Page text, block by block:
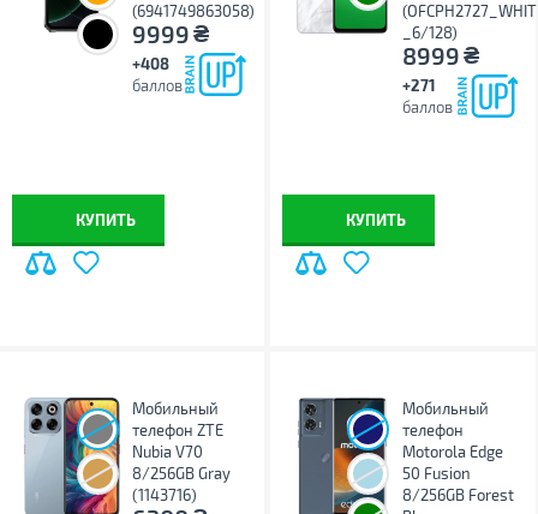
(6941749863058)
9999₴
+408
баллов
КУПИТЬ
_6/128)
8999₴
+271
баллов
КУПИТЬ
Мобильный
телефон ZTE
Nubia V70
8/256GB Gray
(1143716)
Мобильный
телефон
Motorola Edge
50 Fusion
8/256GB Forest